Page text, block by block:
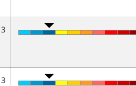
3
3